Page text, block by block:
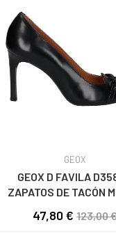
GEOX
GEOX D FAVILA
ZAPATOS DE TACÓN
47,80 € 123,00